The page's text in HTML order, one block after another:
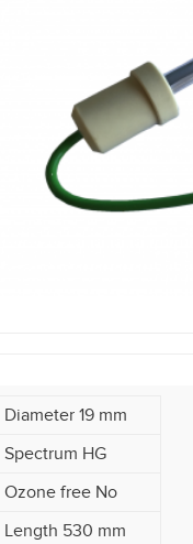
Diameter 19 mm
Spectrum HG
Ozone free No
Length 530 mm